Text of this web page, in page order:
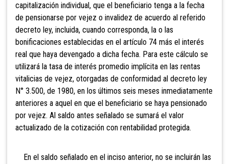
capitalización individual, que el beneficiario tenga a la fecha
de pensionarse por vejez o invalidez de acuerdo al referido
decreto ley, incluida, cuando corresponda, la o las
bonificaciones establecidas en el artículo 74 más el interés
real que haya devengado a dicha fecha. Para este cálculo se
utilizará la tasa de interés promedio implícita en las rentas
vitalicias de vejez, otorgadas de conformidad al decreto ley
N° 3.500, de 1980, en los últimos seis meses inmediatamente
anteriores a aquel en que el beneficiario se haya pensionado
por vejez. Al saldo antes señalado se sumará el valor
actualizado de la cotización con rentabilidad protegida.
En el saldo señalado en el inciso anterior, no se incluirán las